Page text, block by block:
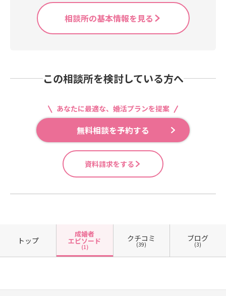
相談所の基本情報を見る
この相談所を検討している方へ
あなたに最適な、婚活プランを提案
無料相談を予約する
資料請求をする
トップ
成婚者
エピソード
(1)
クチコミ
(39)
ブログ
(3)